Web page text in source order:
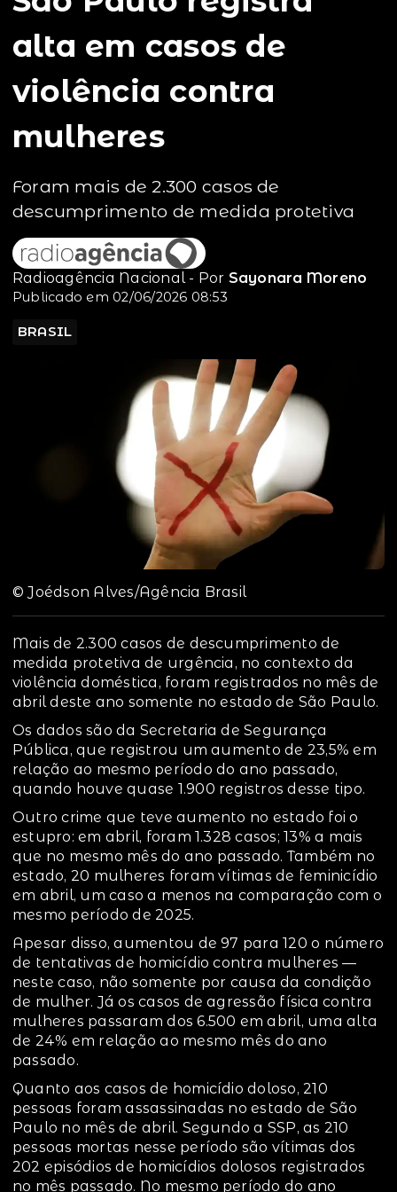
alta em casos de
violência contra
mulheres
Foram mais de 2.300 casos de
descumprimento de medida protetiva
Radioagência Nacional - Por Sayonara Moreno
Publicado em 02/06/2026 08:53
BRASIL
© Joédson Alves/Agência Brasil
Mais de 2.300 casos de descumprimento de
medida protetiva de urgência, no contexto da
violência doméstica, foram registrados no mês de
abril deste ano somente no estado de São Paulo.
Os dados são da Secretaria de Segurança
Pública, que registrou um aumento de 23,5% em
relação ao mesmo período do ano passado,
quando houve quase 1.900 registros desse tipo.
Outro crime que teve aumento no estado foi o
estupro: em abril, foram 1.328 casos; 13% a mais
que no mesmo mês do ano passado. Também no
estado, 20 mulheres foram vítimas de feminicídio
em abril, um caso a menos na comparação com o
mesmo período de 2025.
Apesar disso, aumentou de 97 para 120 o número
de tentativas de homicídio contra mulheres —
neste caso, não somente por causa da condição
de mulher. Já os casos de agressão física contra
mulheres passaram dos 6.500 em abril, uma alta
de 24% em relação ao mesmo mês do ano
passado.
Quanto aos casos de homicídio doloso, 210
pessoas foram assassinadas no estado de São
Paulo no mês de abril. Segundo a SSP, as 210
pessoas mortas nesse período são vítimas dos
202 episódios de homicídios dolosos registrados
no mês passado. No mesmo período do ano